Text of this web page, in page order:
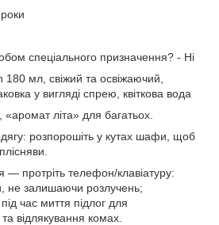
спеціального призначення? - Ні
180 мл, свіжий та освіжаючий,
у вигляді спрею, квіткова вода
літа» для багатьох.
розпорошіть у кутах шафи, щоб
— протріть телефон/клавіатуру:
не залишаючи розлучень;
час миття підлог для
відлякування комах.